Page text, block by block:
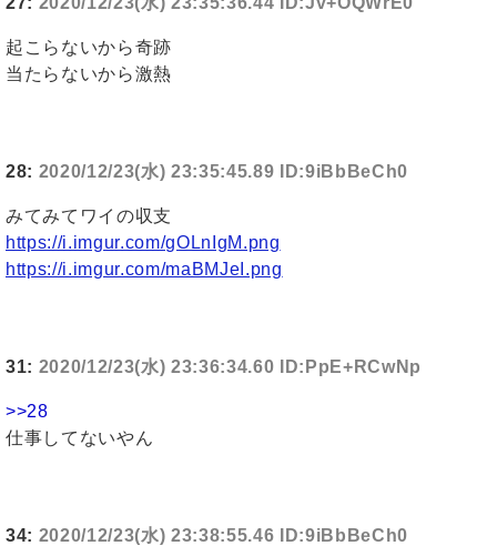
起こらないから奇跡
当たらないから激熱
28: 2020/12/23(水) 23:35:45.89 ID:9iBbBeCh0
みてみてワイの収支
https://i.imgur.com/gOLnIgM.png
https://i.imgur.com/maBMJeI.png
31: 2020/12/23(水) 23:36:34.60 ID:PpE+RCwNp
>>28
仕事してないやん
34: 2020/12/23(水) 23:38:55.46 ID:9iBbBeCh0